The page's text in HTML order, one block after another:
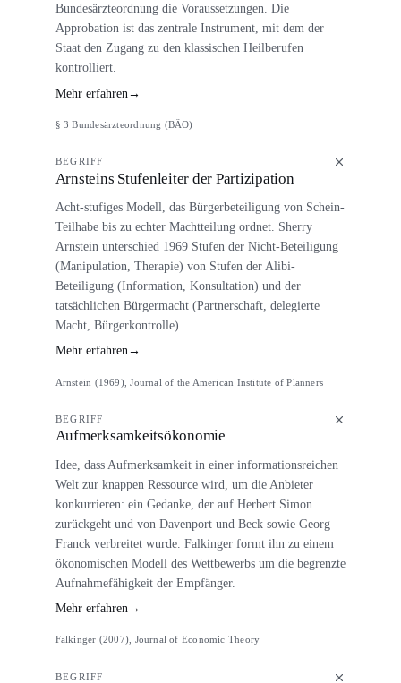
Bundesärzteordnung die Voraussetzungen. Die
Approbation ist das zentrale Instrument, mit dem der
Staat den Zugang zu den klassischen Heilberufen
kontrolliert.
Mehr erfahren →
§ 3 Bundesärzteordnung (BÄO)
BEGRIFF
Arnsteins Stufenleiter der Partizipation
Acht-stufiges Modell, das Bürgerbeteiligung von Schein-
Teilhabe bis zu echter Machtteilung ordnet. Sherry
Arnstein unterschied 1969 Stufen der Nicht-Beteiligung
(Manipulation, Therapie) von Stufen der Alibi-
Beteiligung (Information, Konsultation) und der
tatsächlichen Bürgermacht (Partnerschaft, delegierte
Macht, Bürgerkontrolle).
Mehr erfahren→
Arnstein (1969), Journal of the American Institute of Planners
BEGRIFF
Aufmerksamkeitsökonomie
Idee, dass Aufmerksamkeit in einer informationsreichen
Welt zur knappen Ressource wird, um die Anbieter
konkurrieren: ein Gedanke, der auf Herbert Simon
zurückgeht und von Davenport und Beck sowie Georg
Franck verbreitet wurde. Falkinger formt ihn zu einem
ökonomischen Modell des Wettbewerbs um die begrenzte
Aufnahmefähigkeit der Empfänger.
Mehr erfahren→
Falkinger (2007), Journal of Economic Theory
BEGRIFF